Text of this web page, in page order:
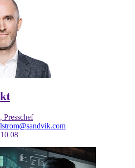
Presschef
08